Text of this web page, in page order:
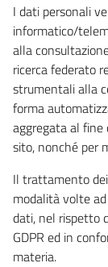
I dati personali
informatico/
alla
ricerca federato
strumentali alla
forma
aggregata al
sito, nonché per
Il trattamento
modalità volte
dati, nel rispetto
GDPR ed in
materia.